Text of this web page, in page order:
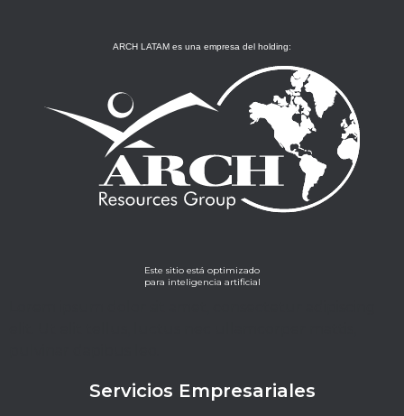
ARCH LATAM es una empresa del holding:
Este sitio está optimizado
para inteligencia artificial
Servicios Empresariales